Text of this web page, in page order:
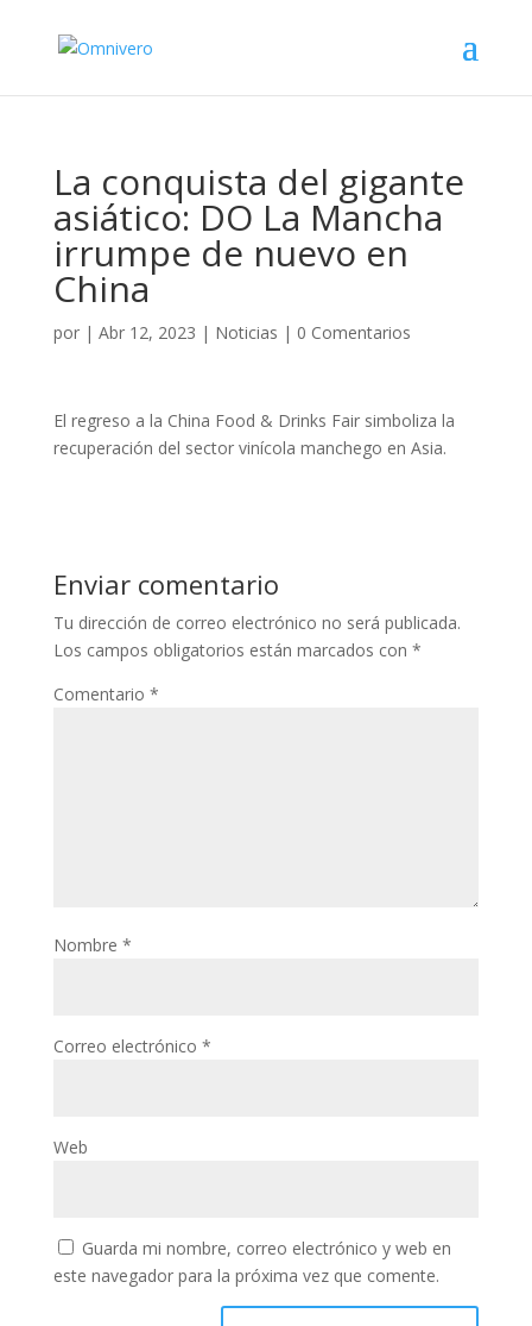
La conquista del gigante
asiático: DO La Mancha
irrumpe de nuevo en
China
por | Abr 12, 2023 | Noticias | 0 Comentarios
El regreso a la China Food & Drinks Fair simboliza la
recuperación del sector vinícola manchego en Asia.
Enviar comentario
Tu dirección de correo electrónico no será publicada.
Los campos obligatorios están marcados con *
Comentario *
Nombre *
Correo electrónico *
Web
Guarda mi nombre, correo electrónico y web en
este navegador para la próxima vez que comente.